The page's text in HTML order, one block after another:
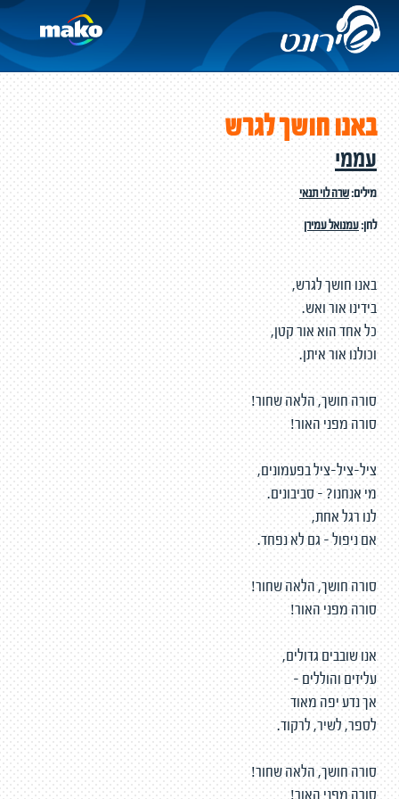
באנו חושך לגרש
עממי
מילים:שרה לוי תנאי
לחן:עמנואל עמירן
באנו חושך לגרש,
בידינו אור ואש.
כל אחד הוא אור קטן,
וכולנו אור איתן.
סורה חושך, הלאה שחור!
סורה מפני האור!
ציל-ציל-ציל בפעמונים,
מי אנחנו? - סביבונים.
לנו רגל אחת,
אם ניפול - גם לא נפחד.
סורה חושך, הלאה שחור!
סורה מפני האור!
אנו שובבים גדולים,
עליזים והוללים -
אך נדע יפה מאוד
לספר, לשיר, לרקוד.
סורה חושך, הלאה שחור!